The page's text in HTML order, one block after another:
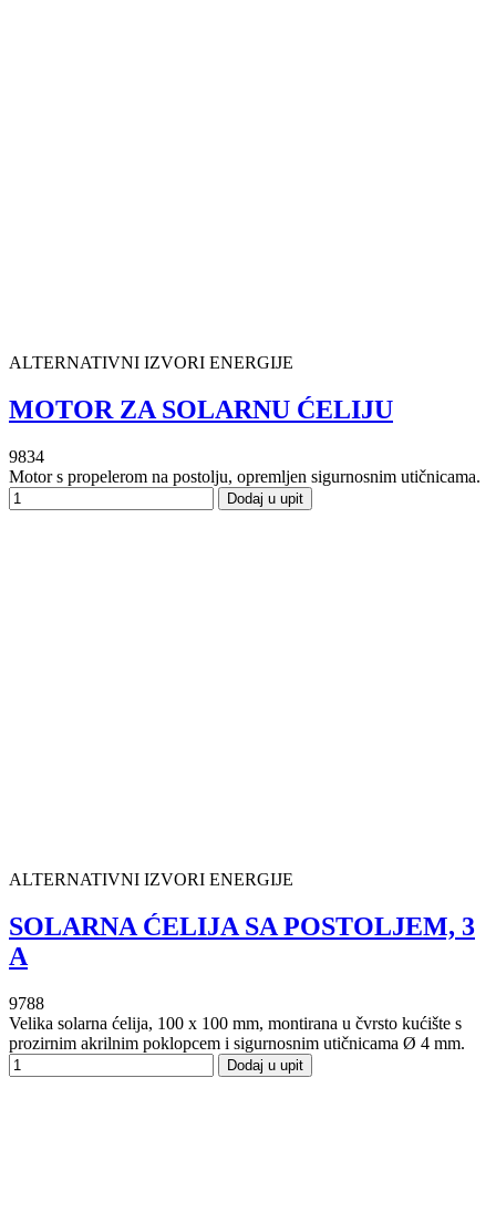
ALTERNATIVNI IZVORI ENERGIJE
MOTOR ZA SOLARNU ĆELIJU
9834
Motor s propelerom na postolju, opremljen sigurnosnim utičnicama.
Dodaj u upit
ALTERNATIVNI IZVORI ENERGIJE
SOLARNA ĆELIJA SA POSTOLJEM, 3
A
9788
Velika solarna ćelija, 100 x 100 mm, montirana u čvrsto kućište s
prozirnim akrilnim poklopcem i sigurnosnim utičnicama Ø 4 mm.
Dodaj u upit